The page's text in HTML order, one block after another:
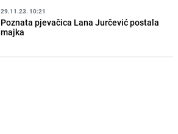
29.11.23. 10:21
Poznata pjevačica Lana Jurčević postala
majka